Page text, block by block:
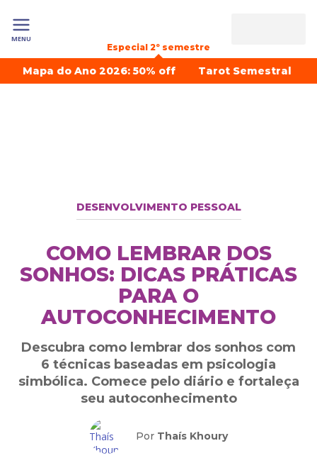
MENU
Especial 2º semestre
Mapa do Ano 2026: 50% off Tarot Semestral
DESENVOLVIMENTO PESSOAL
COMO LEMBRAR DOS
SONHOS: DICAS PRÁTICAS
PARA O
AUTOCONHECIMENTO
Descubra como lembrar dos sonhos com
6 técnicas baseadas em psicologia
simbólica. Comece pelo diário e fortaleça
seu autoconhecimento
Por Thaís Khoury